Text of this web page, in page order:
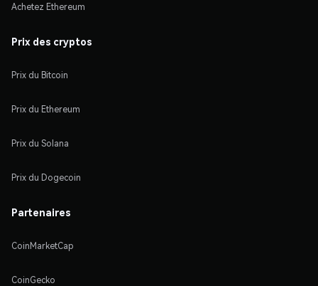
Achetez Ethereum
Prix des cryptos
Prix du Bitcoin
Prix du Ethereum
Prix du Solana
Prix du Dogecoin
Partenaires
CoinMarketCap
CoinGecko